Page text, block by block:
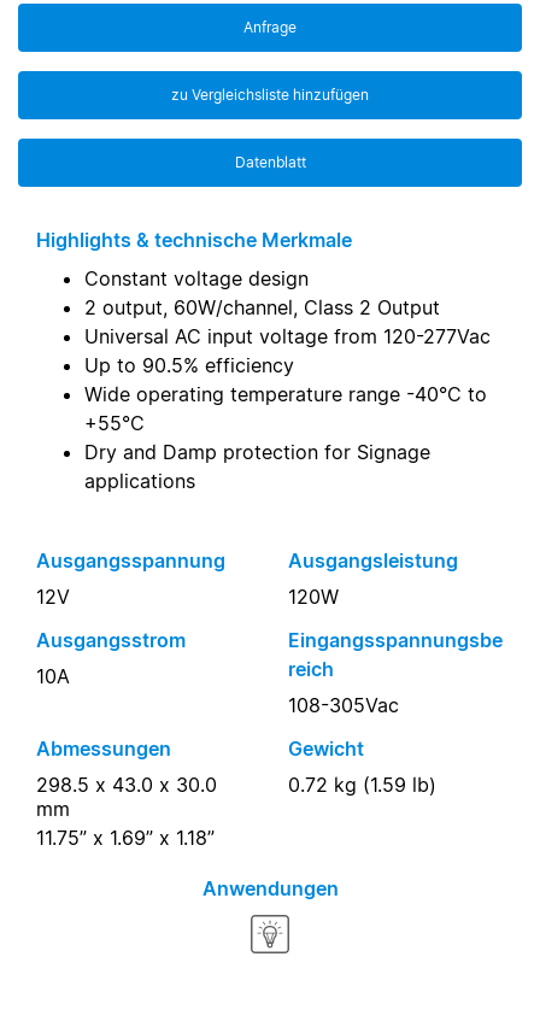
Anfrage
zu Vergleichsliste hinzufügen
Datenblatt
Highlights & technische Merkmale
Constant voltage design
2 output, 60W/channel, Class 2 Output
Universal AC input voltage from 120-277Vac
Up to 90.5% efficiency
Wide operating temperature range -40°C to
+55°C
Dry and Damp protection for Signage
applications
Ausgangsspannung
12V
Ausgangsleistung
120W
Ausgangsstrom
10A
Eingangsspannungsbe
reich
108-305Vac
Abmessungen
298.5 x 43.0 x 30.0
mm
11.75” x 1.69” x 1.18”
Gewicht
0.72 kg (1.59 lb)
Anwendungen